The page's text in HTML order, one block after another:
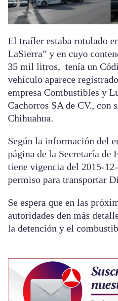
El traíler estaba rotulado
LaSierra” y en cuyo
35 mil litros, tenía un
vehículo aparece
empresa Combustibles y
Cachorros SA de CV., con
Chihuahua.
Según la información del
página de la Secretaría de
tiene vigencia del 2015-
permiso para transportar
Se espera que en las
autoridades den más
la detención y el